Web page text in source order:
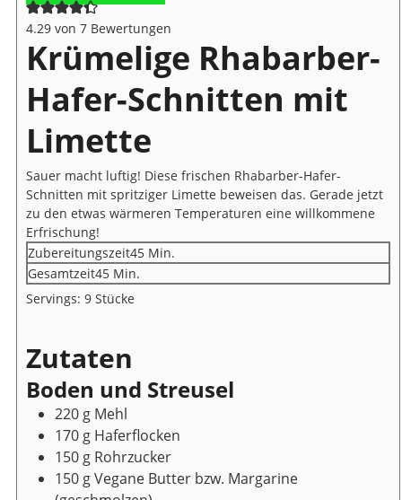
4.29 von 7 Bewertungen
Krümelige Rhabarber-
Hafer-Schnitten mit
Limette
Sauer macht luftig! Diese frischen Rhabarber-Hafer-
Schnitten mit spritziger Limette beweisen das. Gerade jetzt
zu den etwas wärmeren Temperaturen eine willkommene
Erfrischung!
Zubereitungszeit45Minuten
Min.
Gesamtzeit45Minuten
Min.
Servings: 9 Stücke
Zutaten
Boden und Streusel
220 g Mehl
170 g Haferflocken
150 g Rohrzucker
150 gVegane Butter bzw. Margarine